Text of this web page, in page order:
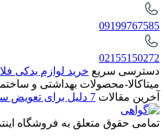
09199767585
02155150272
دسترسی سریع خرید لوازم یدکی
میتاکالا-محصولات بهداشتی و
آخرین مقالات 7 دلیل برای تعویض سیفون در آستانه سال جدید
تمامی حقوق متعلق به فروشگاه